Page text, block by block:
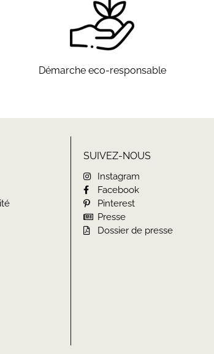
Démarche eco-responsable
SUIVEZ-NOUS
Instagram
Facebook
Pinterest
Presse
Dossier de presse